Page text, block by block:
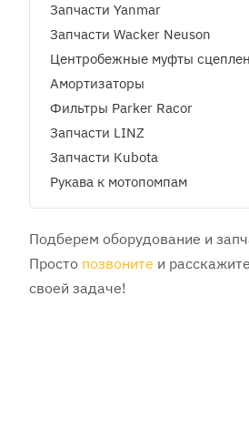
Запчасти Yanmar
Запчасти Wacker Neuson
Центробежные муфты
Амортизаторы
Фильтры Parker Racor
Запчасти LINZ
Запчасти Kubota
Рукава к мотопомпам
Подберем оборудование и
Просто позвоните и
своей задаче!